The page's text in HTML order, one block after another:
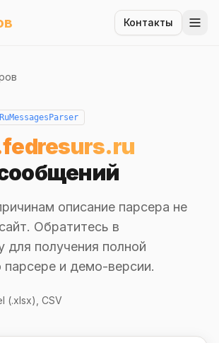
Контакты
описание парсера не
Обратитесь в
для получения полной
и демо-версии.
(.xlsx), CSV